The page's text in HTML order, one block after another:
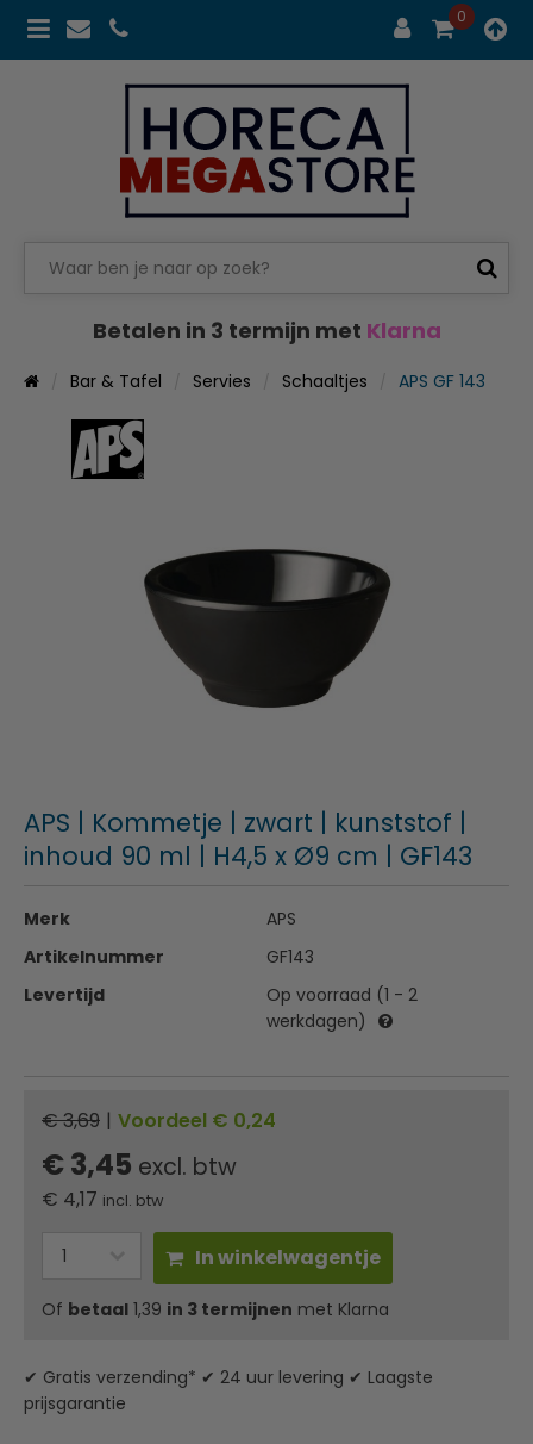
0
Betalen in 3 termijn met Klarna
Bar & Tafel Servies Schaaltjes APS GF 143
APS | Kommetje | zwart | kunststof |
inhoud 90 ml | H4,5 x Ø9 cm | GF143
Merk
APS
Artikelnummer
GF143
Levertijd
Op voorraad (1 - 2
werkdagen)
€ 3,69 | Voordeel € 0,24
€ 3,45 excl. btw
€ 4,17 incl. btw
In winkelwagentje
Of betaal 1,39 in 3 termijnen met Klarna
✔ Gratis verzending* ✔ 24 uur levering ✔ Laagste
prijsgarantie